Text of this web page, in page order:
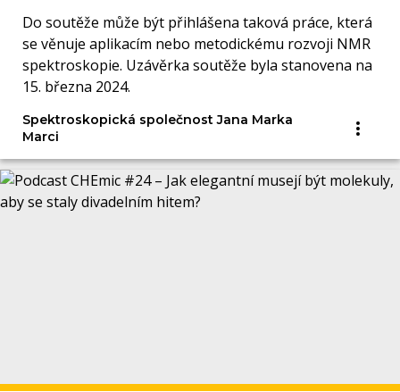
Do soutěže může být přihlášena taková práce, která
se věnuje aplikacím nebo metodickému rozvoji NMR
spektroskopie. Uzávěrka soutěže byla stanovena na
15. března 2024.
Spektroskopická společnost Jana Marka
Marci